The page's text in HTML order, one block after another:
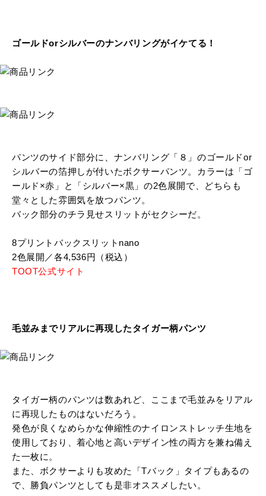
ゴールドorシルバーのナンバリングがイケてる！
パンツのサイド部分に、ナンバリング「８」のゴールドor
シルバーの箔押しが付いたボクサーパンツ。カラーは「ゴ
ールド×赤」と「シルバー×黒」の2色展開で、どちらも
堂々とした雰囲気を放つパンツ。
バック部分のチラ見せスリットがセクシーだ。
8プリントバックスリットnano
2色展開／各4,536円（税込）
TOOT公式サイト
毛並みまでリアルに再現したタイガー柄パンツ
タイガー柄のパンツは数あれど、ここまで毛並みをリアル
に再現したものはないだろう。
発色が良くなめらかな伸縮性のナイロンストレッチ生地を
使用しており、着心地と高いデザイン性の両方を兼ね備え
た一枚に。
また、ボクサーよりも攻めた「Tバック」タイプもあるの
で、勝負パンツとしても是非オススメしたい。